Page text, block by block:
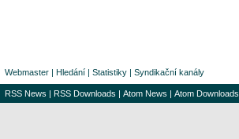
Webmaster | Hledání | Statistiky | Syndikační kanály
RSS News | RSS Downloads | Atom News | Atom Downloads